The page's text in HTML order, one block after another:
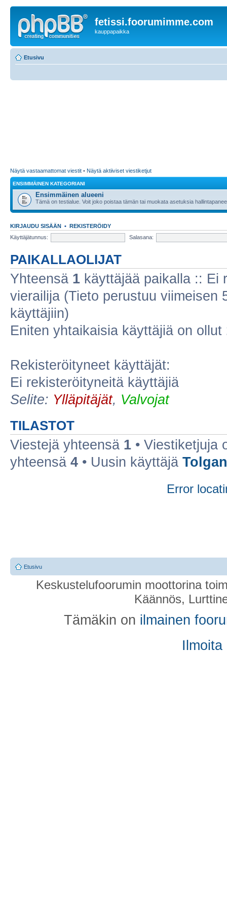
fetissi.foorumimme.com
kauppapaikka
Etusivu
Näytä vastaamattomat viestit • Näytä aktiiviset viestiketjut
ENSIMMÄINEN KATEGORIANI
Ensimmäinen alueeni
Tämä on testialue. Voit joko poistaa tämän tai muokata asetuksia
KIRJAUDU SISÄÄN • REKISTERÖIDY
Käyttäjätunnus:
Salasana:
PAIKALLAOLIJAT
Yhteensä 1 käyttäjää paikalla :: Ei
vierailija (Tieto perustuu viimeisen
käyttäjiin)
Eniten yhtaikaisia käyttäjiä on ollut
Rekisteröityneet käyttäjät:
Ei rekisteröityneitä käyttäjiä
Selite: Ylläpitäjät, Valvojat
TILASTOT
Viestejä yhteensä 1 • Viestiketjuja
yhteensä 4 • Uusin käyttäjä
Error
Etusivu
Keskustelufoorumin moottorina
Käännös,
Tämäkin on ilmainen